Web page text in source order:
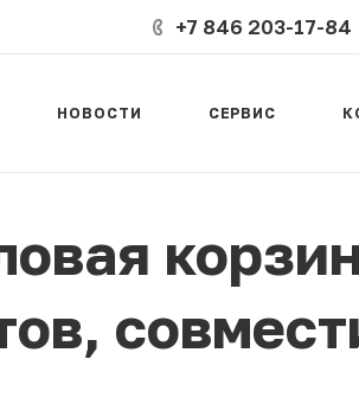
+7 846 203-17-84
НОВОСТИ СЕРВИС